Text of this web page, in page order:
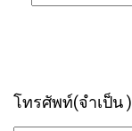
โทรศัพท์(จำเป็น )